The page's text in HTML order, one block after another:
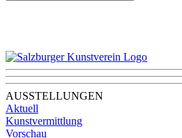
AUSSTELLUNGEN
Aktuell
Kunstvermittlung
Vorschau